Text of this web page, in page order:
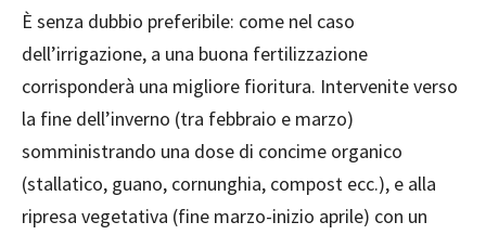
È senza dubbio preferibile: come nel caso
dell’irrigazione, a una buona fertilizzazione
corrisponderà una migliore fioritura. Intervenite verso
la fine dell’inverno (tra febbraio e marzo)
somministrando una dose di concime organico
(stallatico, guano, cornunghia, compost ecc.), e alla
ripresa vegetativa (fine marzo-inizio aprile) con un